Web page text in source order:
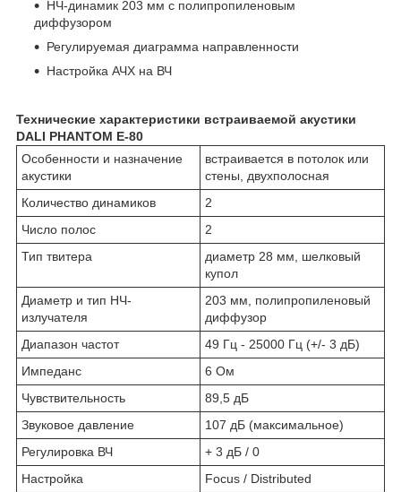
НЧ-динамик 203 мм с полипропиленовым
диффузором
Регулируемая диаграмма направленности
Настройка АЧХ на ВЧ
Технические характеристики встраиваемой акустики
DALI PHANTOM E-80
Особенности и назначение
акустики
встраивается в потолок или
стены, двухполосная
Количество динамиков
2
Число полос
2
Тип твитера
диаметр 28 мм, шелковый
купол
Диаметр и тип НЧ-
излучателя
203 мм, полипропиленовый
диффузор
Диапазон частот
49 Гц - 25000 Гц (+/- 3 дБ)
Импеданс
6 Ом
Чувствительность
89,5 дБ
Звуковое давление
107 дБ (максимальное)
Регулировка ВЧ
+ 3 дБ / 0
Настройка
Focus / Distributed